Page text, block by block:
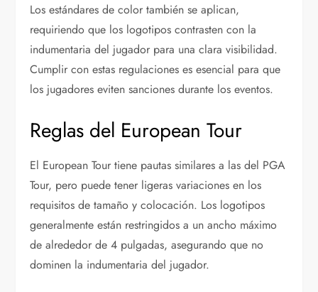
Los estándares de color también se aplican,
requiriendo que los logotipos contrasten con la
indumentaria del jugador para una clara visibilidad.
Cumplir con estas regulaciones es esencial para que
los jugadores eviten sanciones durante los eventos.
Reglas del European Tour
El European Tour tiene pautas similares a las del PGA
Tour, pero puede tener ligeras variaciones en los
requisitos de tamaño y colocación. Los logotipos
generalmente están restringidos a un ancho máximo
de alrededor de 4 pulgadas, asegurando que no
dominen la indumentaria del jugador.